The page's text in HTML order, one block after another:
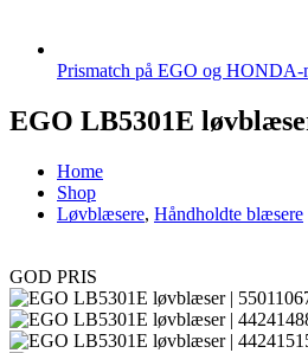
Prismatch på EGO og HONDA-
EGO LB5301E
Home
Shop
Løvblæsere, Håndholdte blæsere
GOD PRIS